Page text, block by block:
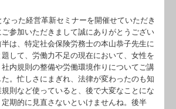
なった経営革新セミナーを開催せていただき
参加いただきまして誠にありがとうござい
は、特定社会保険労務士の本山恭子先生に
題して、労働力不足の現在において、女性を
内規則の整備や労働環境作りについてご講
。忙しさにまぎれ、法律が変わったのも知
則など使っていると、後で大変なことにな
期的に見直さないといけませんね。後半